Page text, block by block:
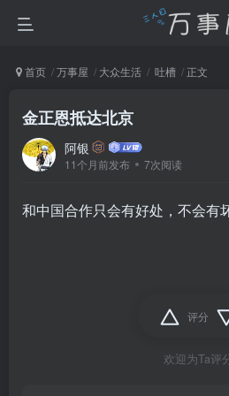
首页 万事屋 大众生活 吐槽 正文
金正恩抵达北京
阿银
11个月前发布 7次阅读
和中国合作只会有好处，不会有
评分
欢迎为Ta评